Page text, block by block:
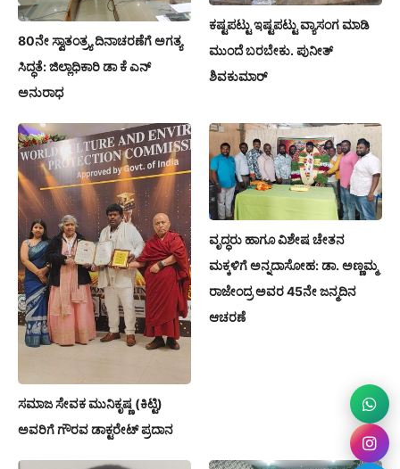
80ನೇ ಸ್ವಾತಂತ್ರ್ಯ ದಿನಾಚರಣೆಗೆ ಅಗತ್ಯ
ಸಿದ್ಧತೆ: ಜಿಲ್ಲಾಧಿಕಾರಿ ಡಾ ಕೆ ಎನ್
ಅನುರಾಧ
ಕಷ್ಟಪಟ್ಟು ಇಷ್ಟಪಟ್ಟು ವ್ಯಾಸಂಗ ಮಾಡಿ
ಮುಂದೆ ಬರಬೇಕು. ಪುನೀತ್
ಶಿವಕುಮಾರ್
ಸಮಾಜ ಸೇವಕ ಮುನಿಕೃಷ್ಣ (ಕಿಟ್ಟಿ)
ಅವರಿಗೆ ಗೌರವ ಡಾಕ್ಟರೇಟ್ ಪ್ರದಾನ
ವೃದ್ಧರು ಹಾಗೂ ವಿಶೇಷ ಚೇತನ
ಮಕ್ಕಳಿಗೆ ಅನ್ನದಾಸೋಹ: ಡಾ. ಅಣ್ಣಮ್ಮ
ರಾಜೇಂದ್ರ ಅವರ 45ನೇ ಜನ್ಮದಿನ
ಆಚರಣೆ